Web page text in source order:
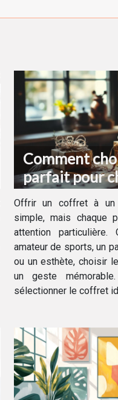
Comment
parfait pour
d'homme ?
Offrir un coffret à un
simple, mais chaque
attention
amateur de sports, un
ou un esthète, choisir
un geste
sélectionner le coffret